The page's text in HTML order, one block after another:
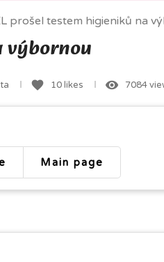
prošel testem higieniků na
výbornou
favorite 10 likes remove_red_eye 7084
Main page